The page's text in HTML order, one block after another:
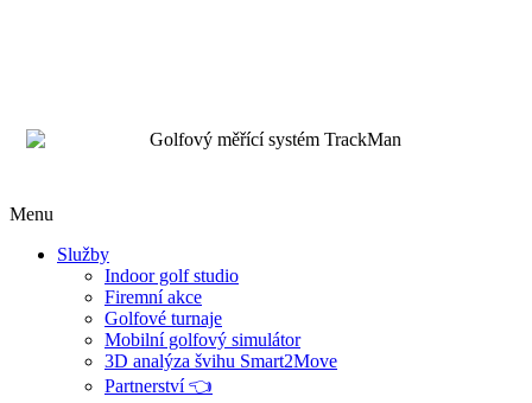
Menu
Služby
Indoor golf studio
Firemní akce
Golfové turnaje
Mobilní golfový simulátor
3D analýza švihu Smart2Move
Partnerství 👈